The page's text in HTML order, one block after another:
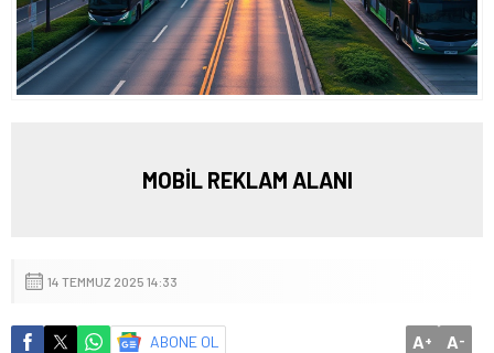
MOBİL REKLAM ALANI
14 TEMMUZ 2025 14:33
ABONE OL A+ A-